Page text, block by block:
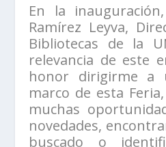
En la
Ramírez Leyva,
Bibliotecas de la
relevancia de este
honor dirigirme a
marco de esta
muchas
novedades,
buscado o